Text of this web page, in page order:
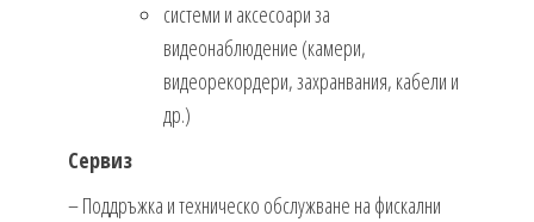
системи и аксесоари за
видеонаблюдение (камери,
видеорекордери, захранвания, кабели и
др.)
Сервиз
– Поддръжка и техническо обслужване на фискални